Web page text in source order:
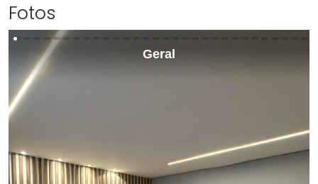
Fotos
Geral